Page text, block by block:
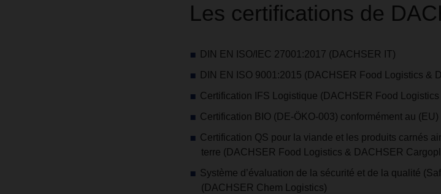
Les certifications de
DIN EN ISO/IEC 27001:2017 (DACHSER IT)
DIN EN ISO 9001:2015 (DACHSER Food Logistics &
Certification IFS Logistique (DACHSER Food
Certification BIO (DE-ÖKO-003) conformément au
Certification QS pour la viande et les produits carnés
terre (DACHSER Food Logistics & DACHSER
Système d’évaluation de la sécurité et de la qualité
(DACHSER Chem Logistics)